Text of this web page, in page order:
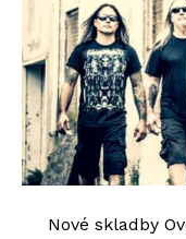
Nové skladby